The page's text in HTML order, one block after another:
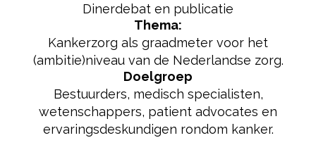
Dinerdebat en publicatie
Thema:
Kankerzorg als graadmeter voor het
(ambitie)niveau van de Nederlandse zorg.
Doelgroep
Bestuurders, medisch specialisten,
wetenschappers, patient advocates en
ervaringsdeskundigen rondom kanker.